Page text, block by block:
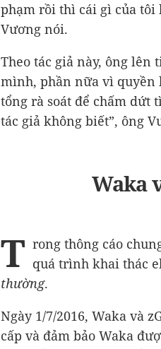
phạm rồi thì cái gì của tôi
Vương nói.
Theo tác giả này, ông
mình, phần nữa vì quyền
tổng rà soát để chấm dứt
tác giả không biết”, ông
Waka
T rong thông cáo
quá trình khai thác
thường.
Ngày 1/7/2016, Waka và
cấp và đảm bảo Waka